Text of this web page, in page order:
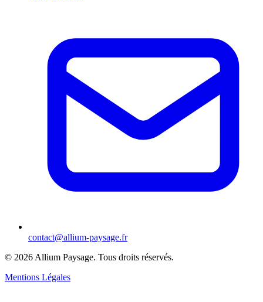
contact@allium-paysage.fr
© 2026 Allium Paysage. Tous droits réservés.
Mentions Légales